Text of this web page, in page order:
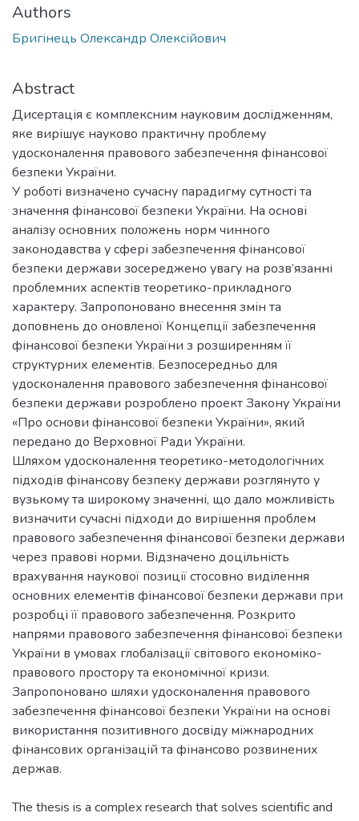
Authors
Бригінець Олександр Олексійович
Abstract
Дисертація є комплексним науковим дослідженням,
яке вирішує науково практичну проблему
удосконалення правового забезпечення фінансової
безпеки України.
У роботі визначено сучасну парадигму сутності та
значення фінансової безпеки України. На основі
аналізу основних положень норм чинного
законодавства у сфері забезпечення фінансової
безпеки держави зосереджено увагу на розв’язанні
проблемних аспектів теоретико-прикладного
характеру. Запропоновано внесення змін та
доповнень до оновленої Концепції забезпечення
фінансової безпеки України з розширенням її
структурних елементів. Безпосередньо для
удосконалення правового забезпечення фінансової
безпеки держави розроблено проект Закону України
«Про основи фінансової безпеки України», який
передано до Верховної Ради України.
Шляхом удосконалення теоретико-методологічних
підходів фінансову безпеку держави розглянуто у
вузькому та широкому значенні, що дало можливість
визначити сучасні підходи до вирішення проблем
правового забезпечення фінансової безпеки держави
через правові норми. Відзначено доцільність
врахування наукової позиції стосовно виділення
основних елементів фінансової безпеки держави при
розробці її правового забезпечення. Розкрито
напрями правового забезпечення фінансової безпеки
України в умовах глобалізації світового економіко-
правового простору та економічної кризи.
Запропоновано шляхи удосконалення правового
забезпечення фінансової безпеки України на основі
використання позитивного досвіду міжнародних
фінансових організацій та фінансово розвинених
держав.
The thesis is a complex research that solves scientific and